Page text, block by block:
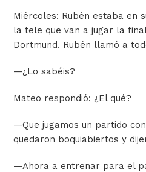
Miércoles: Rubén estaba en
la tele que van a jugar la
Dortmund. Rubén llamó a
—¿Lo sabéis?
Mateo respondió: ¿El qué?
—Que jugamos un partido
quedaron boquiabiertos y
—Ahora a entrenar para el